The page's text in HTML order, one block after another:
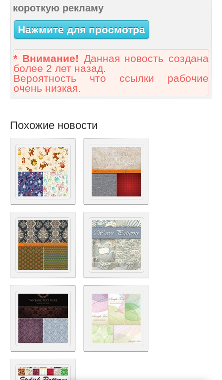
короткую рекламу
Нажмите для просмотра
* Внимание! Данная новость создана
более 2 лет назад.
Вероятность что ссылки рабочие
очень низкая.
Похожие новости